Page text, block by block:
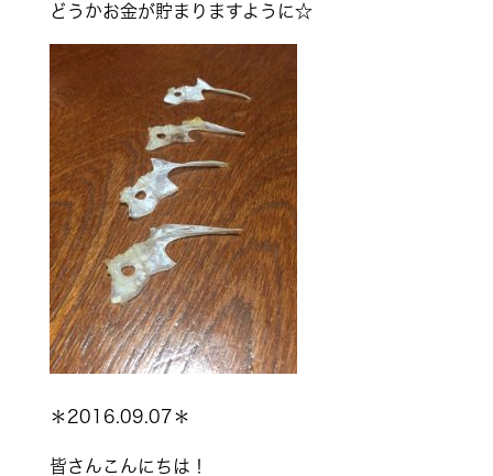
どうかお金が貯まりますように☆
＊2016.09.07＊
皆さんこんにちは！